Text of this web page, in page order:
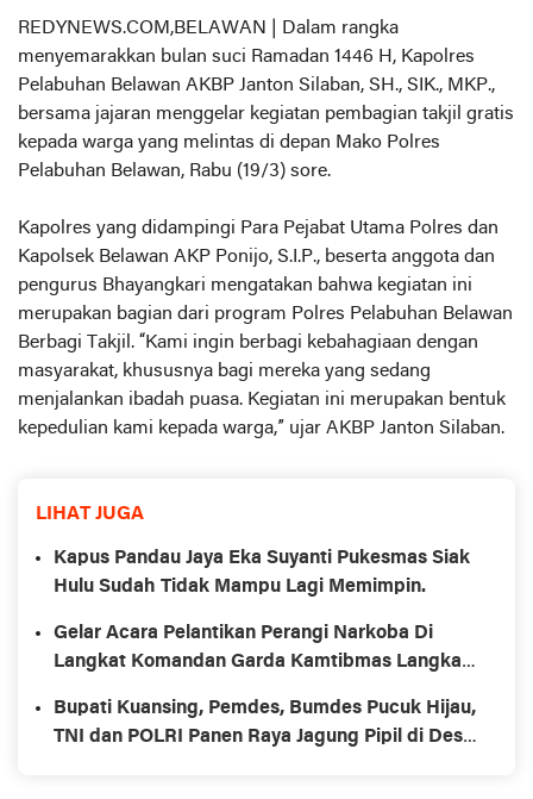
REDYNEWS.COM,BELAWAN | Dalam rangka
menyemarakkan bulan suci Ramadan 1446 H, Kapolres
Pelabuhan Belawan AKBP Janton Silaban, SH., SIK., MKP.,
bersama jajaran menggelar kegiatan pembagian takjil gratis
kepada warga yang melintas di depan Mako Polres
Pelabuhan Belawan, Rabu (19/3) sore.
Kapolres yang didampingi Para Pejabat Utama Polres dan
Kapolsek Belawan AKP Ponijo, S.I.P., beserta anggota dan
pengurus Bhayangkari mengatakan bahwa kegiatan ini
merupakan bagian dari program Polres Pelabuhan Belawan
Berbagi Takjil. “Kami ingin berbagi kebahagiaan dengan
masyarakat, khususnya bagi mereka yang sedang
menjalankan ibadah puasa. Kegiatan ini merupakan bentuk
kepedulian kami kepada warga,” ujar AKBP Janton Silaban.
LIHAT JUGA
Kapus Pandau Jaya Eka Suyanti Pukesmas Siak
Hulu Sudah Tidak Mampu Lagi Memimpin.
Gelar Acara Pelantikan Perangi Narkoba Di
Langkat Komandan Garda Kamtibmas Langkat
Bupati Kuansing, Pemdes, Bumdes Pucuk Hijau,
TNI dan POLRI Panen Raya Jagung Pipil di Desa